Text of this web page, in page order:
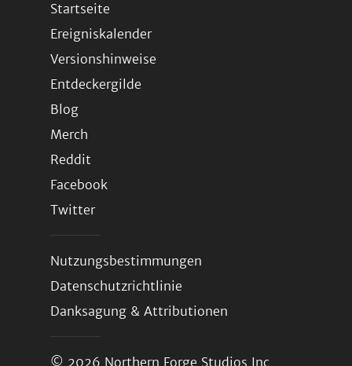
Startseite
Ereigniskalender
Versionshinweise
Entdeckergilde
Blog
Merch
Reddit
Facebook
Twitter
Nutzungsbestimmungen
Datenschutzrichtlinie
Danksagung & Attributionen
© 2026 Northern Forge Studios Inc